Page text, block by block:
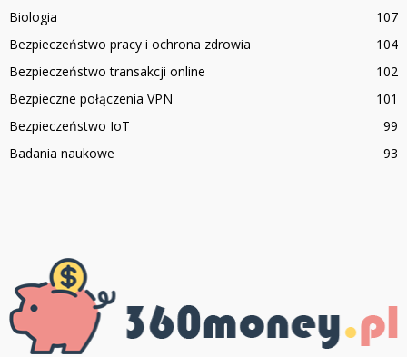
Biologia
107
Bezpieczeństwo pracy i ochrona zdrowia
104
Bezpieczeństwo transakcji online
102
Bezpieczne połączenia VPN
101
Bezpieczeństwo IoT
99
Badania naukowe
93